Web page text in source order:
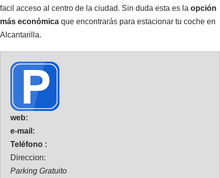
facil acceso al centro de la ciudad. Sin duda esta es la opción
más económica que encontrarás para estacionar tu coche en
Alcantarilla.
web:
e-mail:
Teléfono :
Direccion:
Parking Gratuito